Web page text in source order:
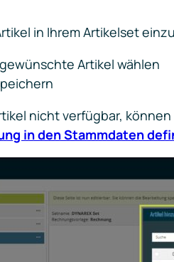
in Ihrem Artikelset
gewünschte Artikel wählen
nicht verfügbar,
in den Stammdaten